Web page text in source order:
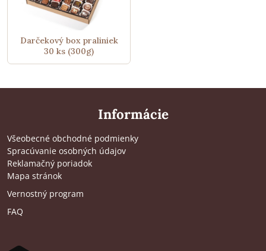
Darčekový box praliniek
30 ks (300g)
Informácie
Všeobecné obchodné podmienky
Spracúvanie osobných údajov
Reklamačný poriadok
Mapa stránok
Vernostný program
FAQ